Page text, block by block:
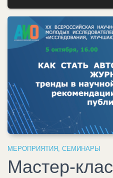
МЕРОПРИЯТИЯ , СЕМИНАРЫ
Мастер-